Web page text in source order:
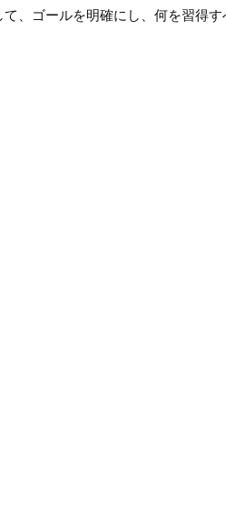
、ゴールを明確にし、何を習得す